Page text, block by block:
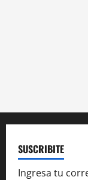
SUSCRIBITE
Ingresa tu